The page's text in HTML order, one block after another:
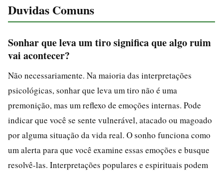
Duvidas Comuns
Sonhar que leva um tiro significa que algo ruim
vai acontecer?
Não necessariamente. Na maioria das interpretações
psicológicas, sonhar que leva um tiro não é uma
premonição, mas um reflexo de emoções internas. Pode
indicar que você se sente vulnerável, atacado ou magoado
por alguma situação da vida real. O sonho funciona como
um alerta para que você examine essas emoções e busque
resolvê-las. Interpretações populares e espirituais podem